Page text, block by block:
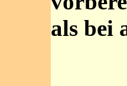
als bei